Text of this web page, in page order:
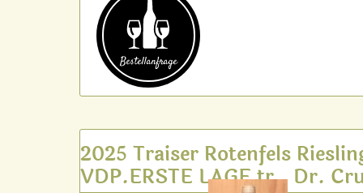
Bestell­anfrage
2025 Traiser Rotenfels
VDP.ERSTE LAGE tr., Dr.